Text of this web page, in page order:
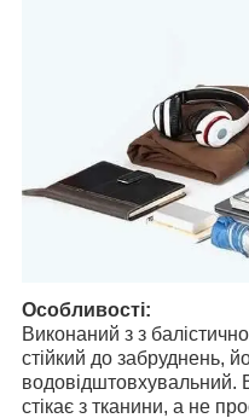
Особливості:
Виконаний з з
стійкий до забруднень,
водовідштовхувальний.
стікає з тканини, а не